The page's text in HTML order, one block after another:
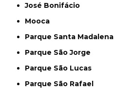
José Bonifácio
Mooca
Parque Santa Madalena
Parque São Jorge
Parque São Lucas
Parque São Rafael